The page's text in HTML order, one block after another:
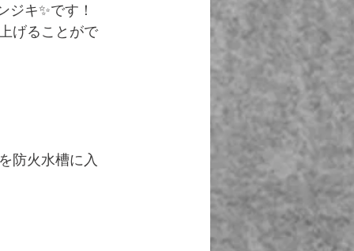
キ✨です！
げることがで
防火水槽に入